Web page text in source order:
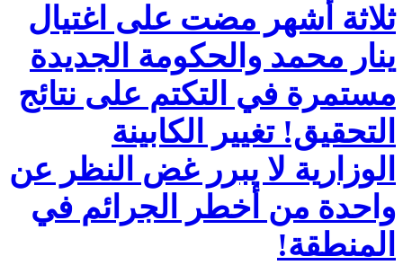
ثلاثة أشهر مضت على اغتيال
ينار محمد والحكومة الجديدة
مستمرة في التكتم على نتائج
التحقيق! تغيير الكابينة
الوزارية لا يبرر غض النظر عن
واحدة من أخطر الجرائم في
المنطقة!